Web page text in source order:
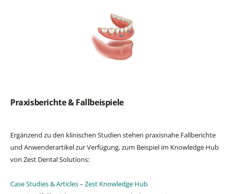
Praxisberichte & Fallbeispiele
Ergänzend zu den klinischen Studien stehen praxisnahe Fallberichte
und Anwenderartikel zur Verfügung, zum Beispiel im Knowledge Hub
von Zest Dental Solutions:
Case Studies & Articles – Zest Knowledge Hub